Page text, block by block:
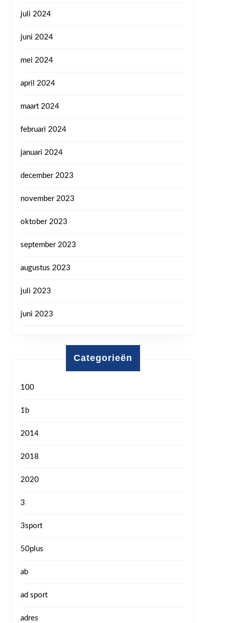
juli 2024
juni 2024
mei 2024
april 2024
maart 2024
februari 2024
januari 2024
december 2023
november 2023
oktober 2023
september 2023
augustus 2023
juli 2023
juni 2023
Categorieën
100
1b
2014
2018
2020
3
3sport
50plus
ab
ad sport
adres